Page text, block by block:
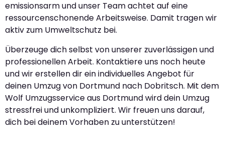
emissionsarm und unser Team achtet auf eine
ressourcenschonende Arbeitsweise. Damit tragen wir
aktiv zum Umweltschutz bei.
Überzeuge dich selbst von unserer zuverlässigen und
professionellen Arbeit. Kontaktiere uns noch heute
und wir erstellen dir ein individuelles Angebot für
deinen Umzug von Dortmund nach Dobritsch. Mit dem
Wolf Umzugsservice aus Dortmund wird dein Umzug
stressfrei und unkompliziert. Wir freuen uns darauf,
dich bei deinem Vorhaben zu unterstützen!